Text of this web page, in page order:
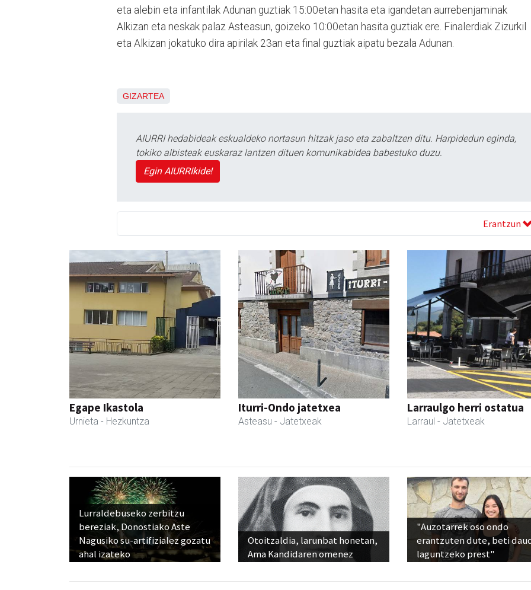
eta alebin eta infantilak Adunan guztiak 15:00etan hasita eta igandetan aurrebenjaminak
Alkizan eta neskak palaz Asteasun, goizeko 10:00etan hasita guztiak ere. Finalerdiak Zizurkil
eta Alkizan jokatuko dira apirilak 23an eta final guztiak aipatu bezala Adunan.
GIZARTEA
AIURRI hedabideak eskualdeko nortasun hitzak jaso eta zabaltzen ditu. Harpidedun eginda,
tokiko albisteak euskaraz lantzen dituen komunikabidea babestuko duzu.
Egin AIURRIkide!
Erantzun
Egape Ikastola
Urnieta - Hezkuntza
Iturri-Ondo jatetxea
Asteasu - Jatetxeak
Larraulgo herri ostatua
Larraul - Jatetxeak
Lurraldebuseko zerbitzu
bereziak, Donostiako Aste
Nagusiko su-artifizialez gozatu
ahal izateko
Otoitzaldia, larunbat honetan,
Ama Kandidaren omenez
"Auzotarrek oso ondo
erantzuten dute, beti
laguntzeko prest"